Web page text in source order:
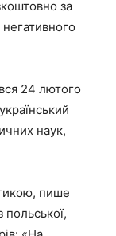
за
24 лютого
наук,
пише
польської,